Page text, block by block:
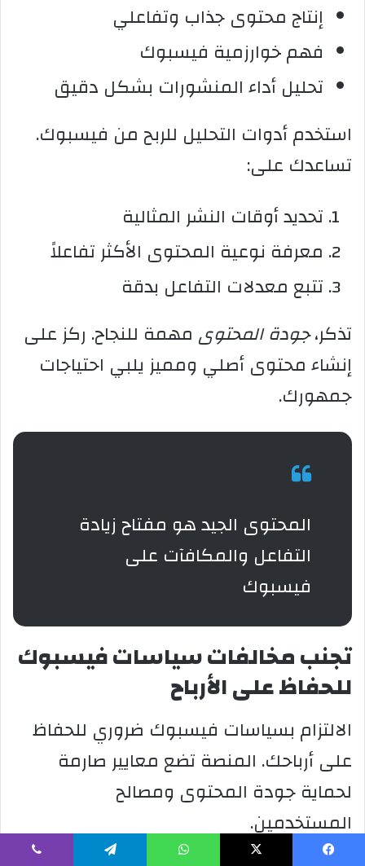
إنتاج محتوى جذاب وتفاعلي
فهم خوارزمية فيسبوك
تحليل أداء المنشورات بشكل دقيق
استخدم أدوات التحليل للربح من فيسبوك.
تساعدك على:
تحديد أوقات النشر المثالية
معرفة نوعية المحتوى الأكثر تفاعلاً
تتبع معدلات التفاعل بدقة
تذكر،جودة المحتوى مهمة للنجاح. ركز على
إنشاء محتوى أصلي ومميز يلبي احتياجات
جمهورك.
المحتوى الجيد هو مفتاح زيادة
التفاعل والمكافآت على
فيسبوك
تجنب مخالفات سياسات فيسبوك
للحفاظ على الأرباح
الالتزام بسياسات فيسبوك ضروري للحفاظ
على أرباحك. المنصة تضع معايير صارمة
لحماية جودة المحتوى ومصالح
المستخدمين.